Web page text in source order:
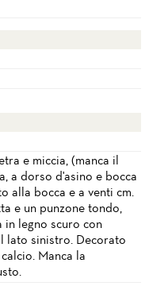
e miccia, (manca il
a dorso d'asino e bocca
alla bocca e a venti cm.
e un punzone tondo,
in legno scuro con
lato sinistro. Decorato
Manca la